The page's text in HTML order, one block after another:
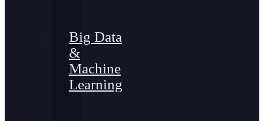
Big Data
&
Machine
Learning